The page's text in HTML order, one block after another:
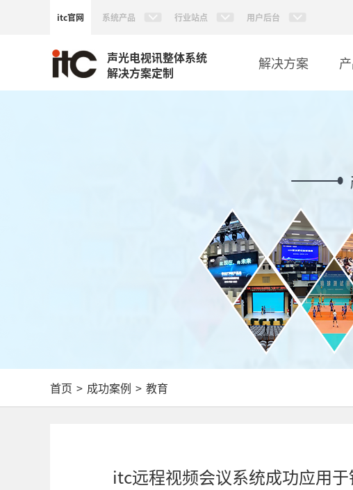
itc官网 系统产品 行业站点 用户后台
声光电视讯整体系统
解决方案定制
解决方案
首页 > 成功案例 > 教育
itc远程视频会议系统成功应用